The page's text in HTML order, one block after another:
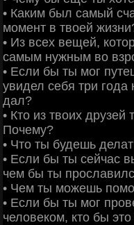
• Каким был самый
момент в твоей
• Из всех вещей,
самым нужным во
• Если бы ты мог
увидел себя три года
дал?
• Кто из твоих
Почему?
• Что ты будешь
• Если бы ты сейчас
чем бы ты
• Чем ты можешь
• Если бы ты мог
человеком, кто бы